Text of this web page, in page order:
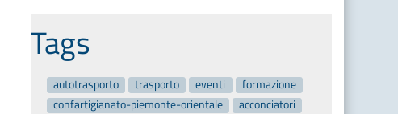
Tags
autotrasporto trasporto eventi
formazione
confartigianato-piemonte-orientale
acconciatori